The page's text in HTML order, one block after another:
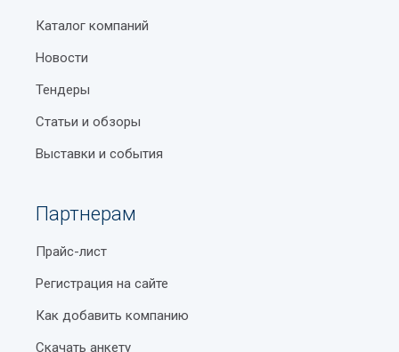
Каталог компаний
Новости
Тендеры
Статьи и обзоры
Выставки и события
Партнерам
Прайс-лист
Регистрация на сайте
Как добавить компанию
Скачать анкету